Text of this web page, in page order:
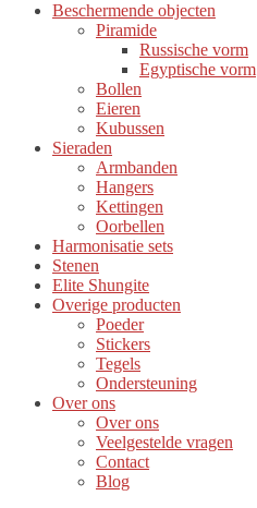
Beschermende objecten
Piramide
Russische vorm
Egyptische vorm
Bollen
Eieren
Kubussen
Sieraden
Armbanden
Hangers
Kettingen
Oorbellen
Harmonisatie sets
Stenen
Elite Shungite
Overige producten
Poeder
Stickers
Tegels
Ondersteuning
Over ons
Over ons
Veelgestelde vragen
Contact
Blog